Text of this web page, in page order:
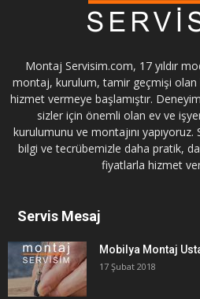
Montaj Servisim.com, 17 yıldır
montaj, kurulum, tamir geçmişi olan
hizmet vermeye başlamıştır.
sizler için önemli olan ev ve
kurulumunu ve montajını
bilgi ve tecrübemizle daha pratik,
fiyatlarla hizmet
Servis Mesaj
Mobilya Montaj
17 Şubat 2018